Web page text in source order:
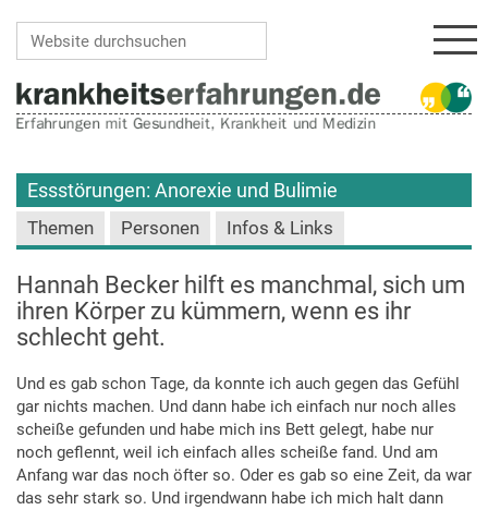
Essstörungen: Anorexie und Bulimie
Themen Personen Infos & Links
Hannah Becker hilft es manchmal, sich um
ihren Körper zu kümmern, wenn es ihr
schlecht geht.
Und es gab schon Tage, da konnte ich auch gegen das Gefühl
gar nichts machen. Und dann habe ich einfach nur noch alles
scheiße gefunden und habe mich ins Bett gelegt, habe nur
noch geflennt, weil ich einfach alles scheiße fand. Und am
Anfang war das noch öfter so. Oder es gab so eine Zeit, da war
das sehr stark so. Und irgendwann habe ich mich halt dann